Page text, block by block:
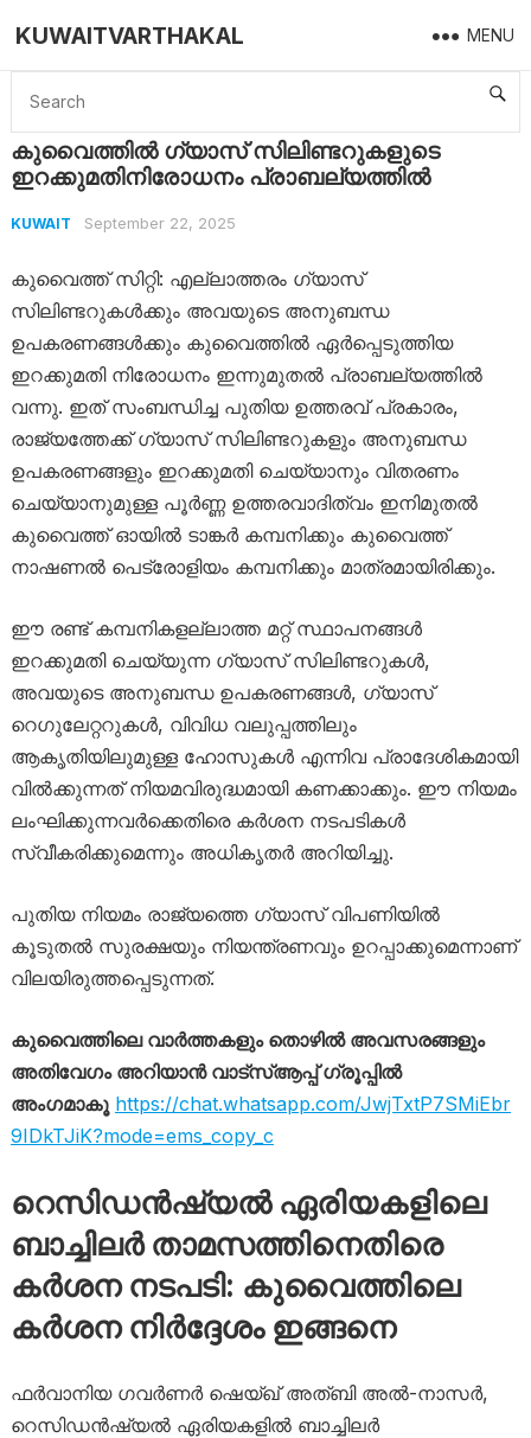
KUWAITVARTHAKAL MENU
Home Kuwait കുവൈത്തിൽ ഗ്യാസ് സിലിണ്ടറുകളുടെ ഇറക്കുമതിനിരോധനം പ്രാബല്യത്തിൽ
കുവൈത്തിൽ ഗ്യാസ് സിലിണ്ടറുകളുടെ
ഇറക്കുമതിനിരോധനം പ്രാബല്യത്തിൽ
KUWAIT September 22, 2025
കുവൈത്ത് സിറ്റി: എല്ലാത്തരം ഗ്യാസ്
സിലിണ്ടറുകൾക്കും അവയുടെ അനുബന്ധ
ഉപകരണങ്ങൾക്കും കുവൈത്തിൽ ഏർപ്പെടുത്തിയ
ഇറക്കുമതി നിരോധനം ഇന്നുമുതൽ പ്രാബല്യത്തിൽ
വന്നു. ഇത് സംബന്ധിച്ച പുതിയ ഉത്തരവ് പ്രകാരം,
രാജ്യത്തേക്ക് ഗ്യാസ് സിലിണ്ടറുകളും അനുബന്ധ
ഉപകരണങ്ങളും ഇറക്കുമതി ചെയ്യാനും വിതരണം
ചെയ്യാനുമുള്ള പൂർണ്ണ ഉത്തരവാദിത്വം ഇനിമുതൽ
കുവൈത്ത് ഓയിൽ ടാങ്കർ കമ്പനിക്കും കുവൈത്ത്
നാഷണൽ പെട്രോളിയം കമ്പനിക്കും മാത്രമായിരിക്കും.
ഈ രണ്ട് കമ്പനികളല്ലാത്ത മറ്റ് സ്ഥാപനങ്ങൾ
ഇറക്കുമതി ചെയ്യുന്ന ഗ്യാസ് സിലിണ്ടറുകൾ,
അവയുടെ അനുബന്ധ ഉപകരണങ്ങൾ, ഗ്യാസ്
റെഗുലേറ്ററുകൾ, വിവിധ വലുപ്പത്തിലും
ആകൃതിയിലുമുള്ള ഹോസുകൾ എന്നിവ പ്രാദേശികമായി
വിൽക്കുന്നത് നിയമവിരുദ്ധമായി കണക്കാക്കും. ഈ നിയമം
ലംഘിക്കുന്നവർക്കെതിരെ കർശന നടപടികൾ
സ്വീകരിക്കുമെന്നും അധികൃതർ അറിയിച്ചു.
പുതിയ നിയമം രാജ്യത്തെ ഗ്യാസ് വിപണിയിൽ
കൂടുതൽ സുരക്ഷയും നിയന്ത്രണവും ഉറപ്പാക്കുമെന്നാണ്
വിലയിരുത്തപ്പെടുന്നത്.
കുവൈത്തിലെ വാർത്തകളും തൊഴിൽ അവസരങ്ങളും
അതിവേഗം അറിയാൻ വാട്സ്ആപ്പ് ഗ്രൂപ്പിൽ
അംഗമാകൂ https://chat.whatsapp.com/JwjTxtP7SMiEbr
9IDkTJiK?mode=ems_copy_c
റെസിഡൻഷ്യൽ ഏരിയകളിലെ
ബാച്ചിലർ താമസത്തിനെതിരെ
കർശന നടപടി: കുവൈത്തിലെ
കർശന നിർദ്ദേശം ഇങ്ങനെ
ഫർവാനിയ ഗവർണർ ഷെയ്ഖ് അത്ബി അൽ-നാസർ,
റെസിഡൻഷ്യൽ ഏരിയകളിൽ ബാച്ചിലർ